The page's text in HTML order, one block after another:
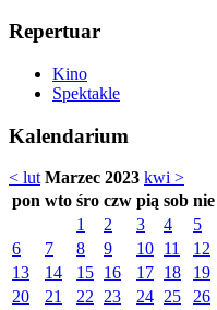
Repertuar
Kino
Spektakle
Kalendarium
< lut Marzec 2023 kwi >
pon wto śro czw pią sob nie
1
2 3 4
5
6
7 8 9 10 11
12
13
14 15 16 17 18
19
20
21 22 23 24 25
26